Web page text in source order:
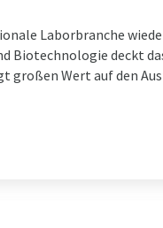
Laborbranche
Biotechnologie deckt
großen Wert auf den